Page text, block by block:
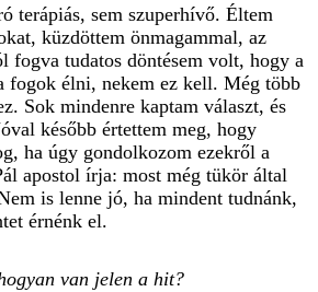
terápiás, sem szuperhívő. Éltem
küzdöttem önmagammal, az
fogva tudatos döntésem volt, hogy a
fogok élni, nekem ez kell. Még több
Sok mindenre kaptam választ, és
később értettem meg, hogy
ha úgy gondolkozom ezekről a
apostol írja: most még tükör által
is lenne jó, ha mindent tudnánk,
érnénk el.
van jelen a hit?